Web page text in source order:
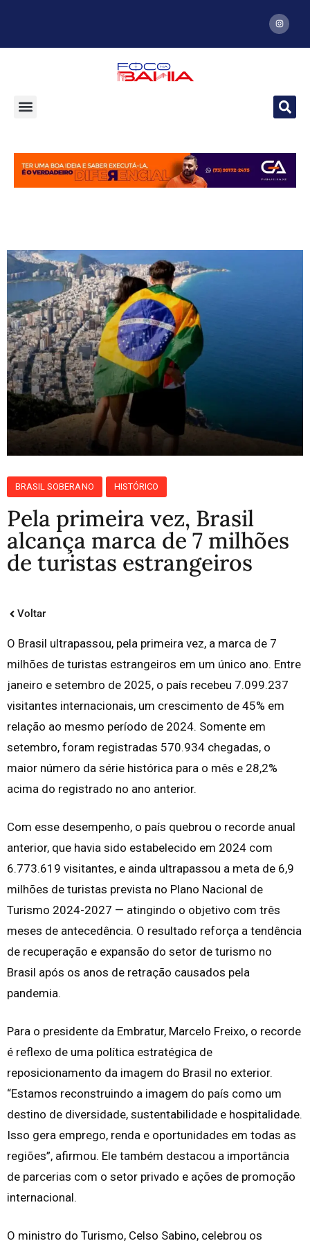
BRASIL SOBERANO HISTÓRICO
Pela primeira vez, Brasil
alcança marca de 7 milhões
de turistas estrangeiros
Voltar
O Brasil ultrapassou, pela primeira vez, a marca de 7
milhões de turistas estrangeiros em um único ano. Entre
janeiro e setembro de 2025, o país recebeu 7.099.237
visitantes internacionais, um crescimento de 45% em
relação ao mesmo período de 2024. Somente em
setembro, foram registradas 570.934 chegadas, o
maior número da série histórica para o mês e 28,2%
acima do registrado no ano anterior.
Com esse desempenho, o país quebrou o recorde anual
anterior, que havia sido estabelecido em 2024 com
6.773.619 visitantes, e ainda ultrapassou a meta de 6,9
milhões de turistas prevista no Plano Nacional de
Turismo 2024-2027 — atingindo o objetivo com três
meses de antecedência. O resultado reforça a tendência
de recuperação e expansão do setor de turismo no
Brasil após os anos de retração causados pela
pandemia.
Para o presidente da Embratur, Marcelo Freixo, o recorde
é reflexo de uma política estratégica de
reposicionamento da imagem do Brasil no exterior.
“Estamos reconstruindo a imagem do país como um
destino de diversidade, sustentabilidade e hospitalidade.
Isso gera emprego, renda e oportunidades em todas as
regiões”, afirmou. Ele também destacou a importância
de parcerias com o setor privado e ações de promoção
internacional.
O ministro do Turismo, Celso Sabino, celebrou os